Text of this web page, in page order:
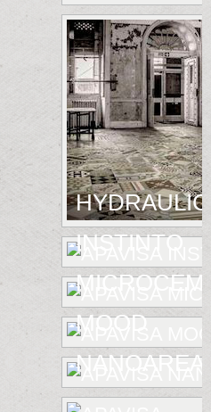
HYDRAULIC
INSTINTO
MOOD
NANOAREA